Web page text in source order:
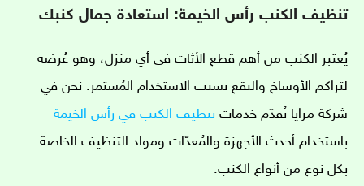
تنظيف الكنب رأس الخيمة: استعادة جمال كنبك
يُعتبر الكنب من أهم قطع الأثاث في أي منزل، وهو عُرضة
لتراكم الأوساخ والبقع بسبب الاستخدام المُستمر. نحن في
شركة مزايا نُقدّم خدمات تنظيف الكنب في رأس الخيمة
باستخدام أحدث الأجهزة والمُعدّات ومواد التنظيف الخاصة
بكل نوع من أنواع الكنب.